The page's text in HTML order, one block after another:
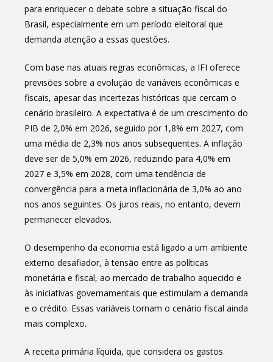
para enriquecer o debate sobre a situação fiscal do
Brasil, especialmente em um período eleitoral que
demanda atenção a essas questões.
Com base nas atuais regras econômicas, a IFI oferece
previsões sobre a evolução de variáveis econômicas e
fiscais, apesar das incertezas históricas que cercam o
cenário brasileiro. A expectativa é de um crescimento do
PIB de 2,0% em 2026, seguido por 1,8% em 2027, com
uma média de 2,3% nos anos subsequentes. A inflação
deve ser de 5,0% em 2026, reduzindo para 4,0% em
2027 e 3,5% em 2028, com uma tendência de
convergência para a meta inflacionária de 3,0% ao ano
nos anos seguintes. Os juros reais, no entanto, devem
permanecer elevados.
O desempenho da economia está ligado a um ambiente
externo desafiador, à tensão entre as políticas
monetária e fiscal, ao mercado de trabalho aquecido e
às iniciativas governamentais que estimulam a demanda
e o crédito. Essas variáveis tornam o cenário fiscal ainda
mais complexo.
A receita primária líquida, que considera os gastos